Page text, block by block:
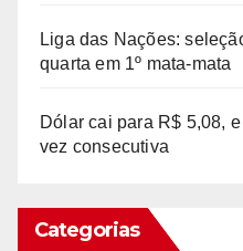
Liga das Nações:
quarta em 1º mata-mata
Dólar cai para R$ 5,08,
vez consecutiva
Categorias